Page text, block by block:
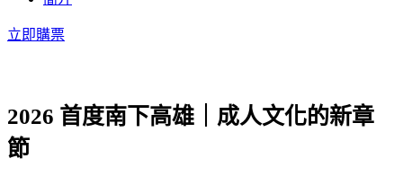
立即購票
2026 首度南下高雄｜成人文化的新章
節